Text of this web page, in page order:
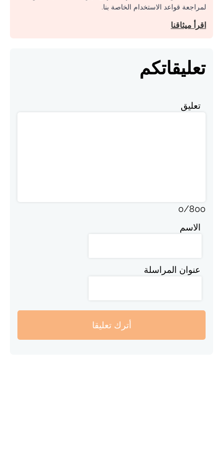
لمراجعة قواعد الاستخدام الخاصة بنا.
اقرأ ميثاقنا
تعليقاتكم
تعليق
0/800
الاسم
عنوان المراسلة
أترك تعليقا